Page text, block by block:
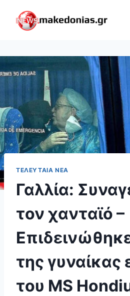
content
ΤΕΛΕΥΤΑΊΑ ΝΈΑ
Γαλλία:
τον χανταϊό –
της γυναίκας
του MS